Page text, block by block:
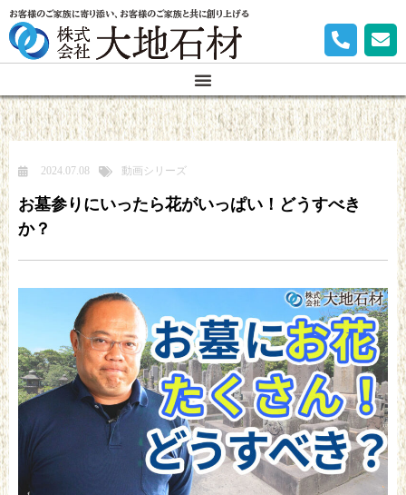
お客様のご家族に寄り添い、お客様のご家族と共に創り上げる
2024.07.08 動画シリーズ
お墓参りにいったら花がいっぱい！どうすべき
か？